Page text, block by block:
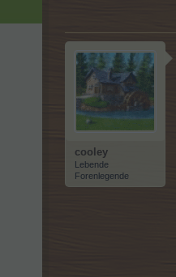
cooley
Lebende
Forenlegende